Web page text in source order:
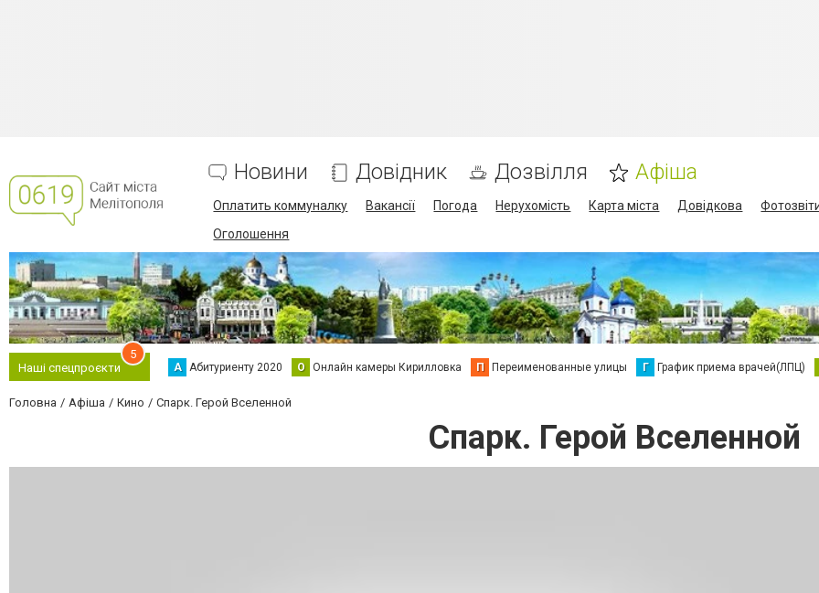
Новини Довідник Дозвілля Афіша
Оплатить коммуналку Вакансії Погода Нерухомість Карта міста Довідкова
Оголошення
Наші спецпроєкти
5
А Абитуриенту 2020 О Онлайн камеры Кирилловка П Переименованные улицы Г График приема врачей(ЛПЦ)
Головна Афіша Кино Спарк. Герой Вселенной
Спарк. Герой Вселенной